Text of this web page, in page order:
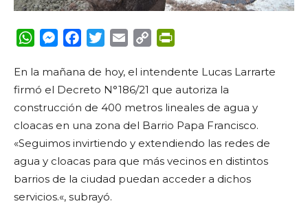
WhatsApp
Messenger
FacebookTwitterEmail Copy
En la mañana de hoy, el intendente Lucas Larrarte
firmó el Decreto N°186/21 que autoriza la
construcción de 400 metros lineales de agua y
cloacas en una zona del Barrio Papa Francisco.
«Seguimos invirtiendo y extendiendo las redes de
agua y cloacas para que más vecinos en distintos
barrios de la ciudad puedan acceder a dichos
servicios.«, subrayó.